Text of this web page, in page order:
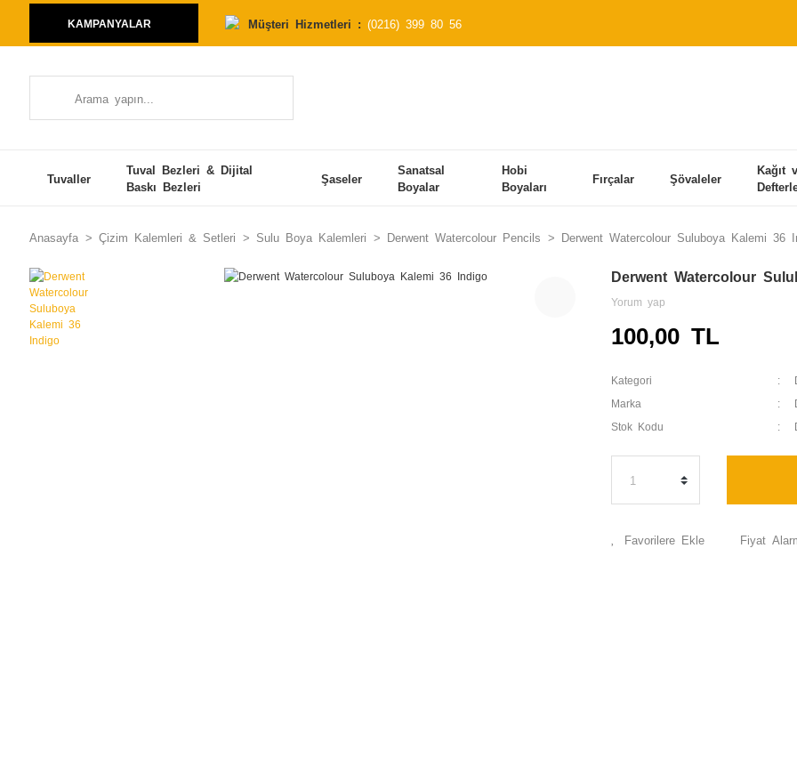
KAMPANYALAR Müşteri Hizmetleri : (0216) 399 80 56
Tuvaller
Tuval Bezleri & Dijital
Baskı Bezleri
Şaseler
Sanatsal
Boyalar
Hobi
Boyaları
Fırçalar Şövaleler
Kağıt
Anasayfa Çizim Kalemleri & Setleri Sulu Boya Kalemleri Derwent Watercolour Pencils Derwent Watercolour Suluboya Kalemi 36
Derwent Watercolour
Yorum yap
100,00 TL
Kategori
Marka
Stok Kodu
Fiyat